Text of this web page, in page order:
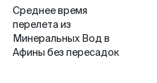
Среднее время
перелета из
Минеральных Вод в
Афины без пересадок